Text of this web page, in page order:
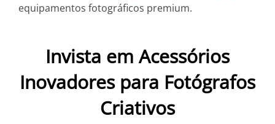
equipamentos fotográficos premium.
Invista em Acessórios
Inovadores para Fotógrafos
Criativos